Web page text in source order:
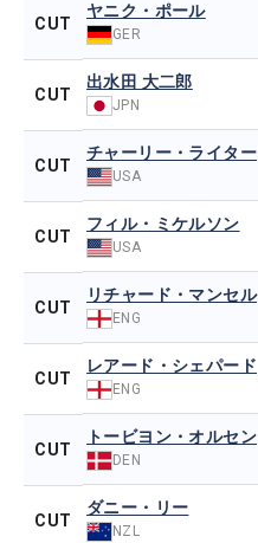
CUT
ヤニク・ポール
GER
CUT
出水田 大二郎
JPN
CUT
チャーリー・ライター
USA
CUT
フィル・ミケルソン
USA
CUT
リチャード・マンセル
ENG
CUT
レアード・シェパード
ENG
CUT
トービヨン・オルセン
DEN
CUT
ダニー・リー
NZL